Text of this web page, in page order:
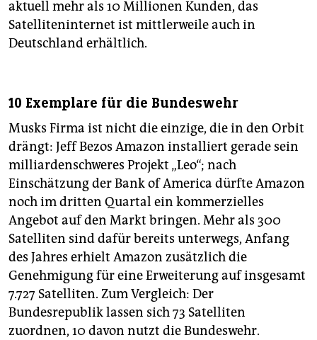
aktuell mehr als 10 Millionen Kunden, das
Satelliteninternet ist mittlerweile auch in
Deutschland erhältlich.
10 Exemplare für die Bundeswehr
Musks Firma ist nicht die einzige, die in den Orbit
drängt: Jeff Bezos Amazon installiert gerade sein
milliardenschweres Projekt „Leo“; nach
Einschätzung der Bank of America dürfte Amazon
noch im dritten Quartal ein kommerzielles
Angebot auf den Markt bringen. Mehr als 300
Satelliten sind dafür bereits unterwegs, Anfang
des Jahres erhielt Amazon zusätzlich die
Genehmigung für eine Erweiterung auf insgesamt
7.727 Satelliten. Zum Vergleich: Der
Bundesrepublik lassen sich 73 Satelliten
zuordnen, 10 davon nutzt die Bundeswehr.